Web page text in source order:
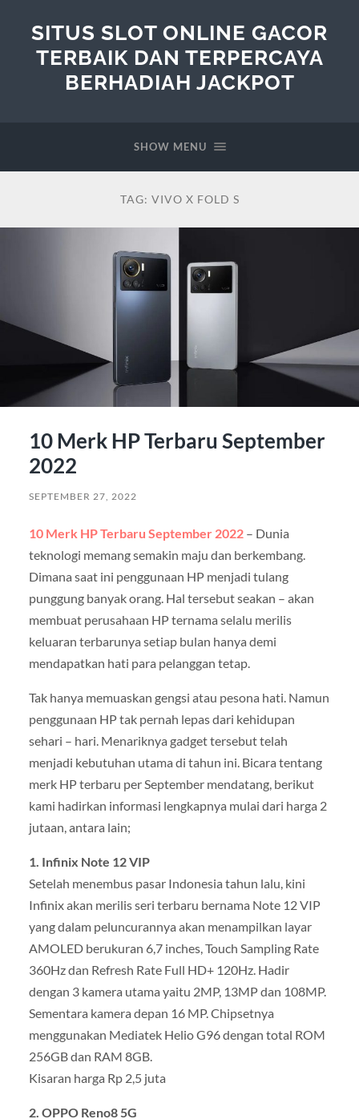
SITUS SLOT ONLINE GACOR
TERBAIK DAN TERPERCAYA
BERHADIAH JACKPOT
SHOW MENU
TAG: VIVO X FOLD S
10 Merk HP Terbaru September
2022
SEPTEMBER 27, 2022
10 Merk HP Terbaru September 2022– Dunia
teknologi memang semakin maju dan berkembang.
Dimana saat ini penggunaan HP menjadi tulang
punggung banyak orang. Hal tersebut seakan – akan
membuat perusahaan HP ternama selalu merilis
keluaran terbarunya setiap bulan hanya demi
mendapatkan hati para pelanggan tetap.
Tak hanya memuaskan gengsi atau pesona hati. Namun
penggunaan HP tak pernah lepas dari kehidupan
sehari – hari. Menariknya gadget tersebut telah
menjadi kebutuhan utama di tahun ini. Bicara tentang
merk HP terbaru per September mendatang, berikut
kami hadirkan informasi lengkapnya mulai dari harga 2
jutaan, antara lain;
1. Infinix Note 12 VIP
Setelah menembus pasar Indonesia tahun lalu, kini
Infinix akan merilis seri terbaru bernama Note 12 VIP
yang dalam peluncurannya akan menampilkan layar
AMOLED berukuran 6,7 inches, Touch Sampling Rate
360Hz dan Refresh Rate Full HD+ 120Hz. Hadir
dengan 3 kamera utama yaitu 2MP, 13MP dan 108MP.
Sementara kamera depan 16 MP. Chipsetnya
menggunakan Mediatek Helio G96 dengan total ROM
256GB dan RAM 8GB.
Kisaran harga Rp 2,5 juta
2. OPPO Reno8 5G